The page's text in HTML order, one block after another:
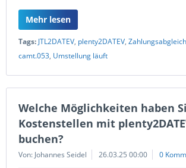
Mehr lesen
Tags: JTL2DATEV, plenty2DATEV, Zahlungsabgleich
camt.053, Umstellung läuft
Welche Möglichkeiten haben
Kostenstellen mit
buchen?
Von: Johannes Seidel 26.03.25 00:00 0